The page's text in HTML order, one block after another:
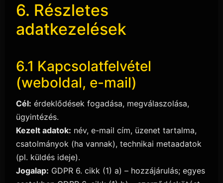
6. Részletes
adatkezelések
6.1 Kapcsolatfelvétel
(weboldal, e-mail)
Cél: érdeklődések fogadása, megválaszolása,
ügyintézés.
Kezelt adatok: név, e-mail cím, üzenet tartalma,
csatolmányok (ha vannak), technikai metaadatok
(pl. küldés ideje).
Jogalap: GDPR 6. cikk (1) a) – hozzájárulás; egyes